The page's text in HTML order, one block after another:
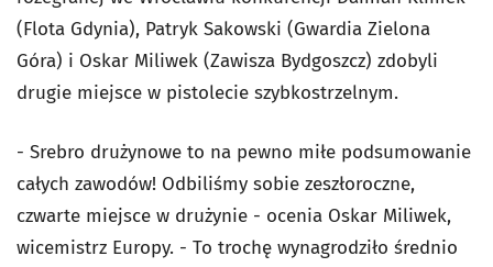
(Flota Gdynia), Patryk Sakowski (Gwardia Zielona
Góra) i Oskar Miliwek (Zawisza Bydgoszcz) zdobyli
drugie miejsce w pistolecie szybkostrzelnym.
- Srebro drużynowe to na pewno miłe podsumowanie
całych zawodów! Odbiliśmy sobie zeszłoroczne,
czwarte miejsce w drużynie - ocenia Oskar Miliwek,
wicemistrz Europy. - To trochę wynagrodziło średnio